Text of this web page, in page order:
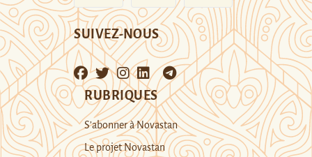
SUIVEZ-NOUS
RUBRIQUES
S’abonner à Novastan
Le projet Novastan